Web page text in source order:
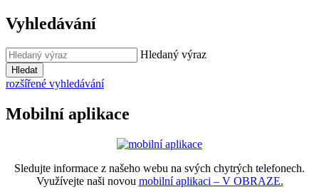
Vyhledávání
Hledaný výraz
Hledat
rozšířené vyhledávání
Mobilní aplikace
Sledujte informace z našeho webu na svých chytrých telefonech.
Využívejte naši novou mobilní aplikaci – V OBRAZE.